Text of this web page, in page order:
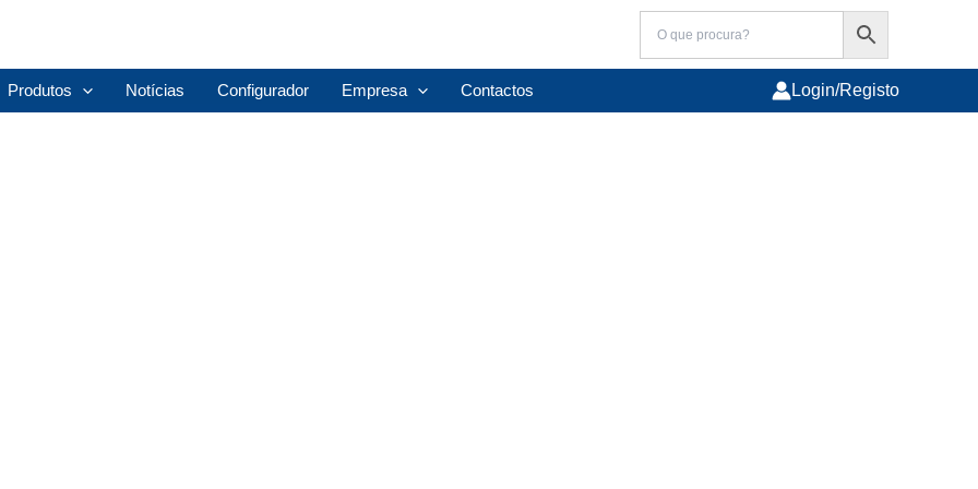
Produtos Notícias Configurador Empresa Contactos Login/Registo